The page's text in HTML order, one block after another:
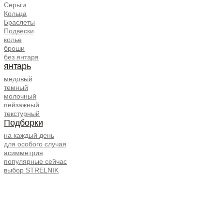
Серьги
Кольца
Браслеты
Подвески
колье
броши
без янтаря
янтарь
медовый
темный
молочный
пейзажный
текстурный
Подборки
на каждый день
для особого случая
асимметрия
популярные сейчас
выбор STRELNIK